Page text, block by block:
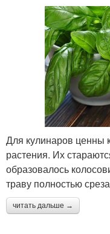
Для кулинаров ценны
растения. Их
образовалось
траву полностью
читать дальше →